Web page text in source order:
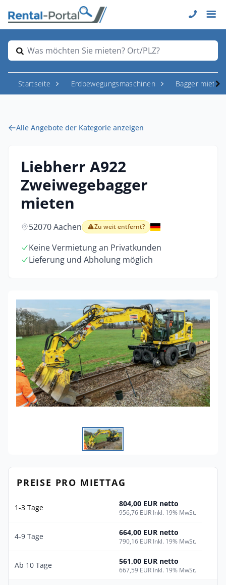
Was möchten Sie mieten? Ort/PLZ?
Startseite Erdbewegungsmaschinen Bagger mieten
Alle Angebote der Kategorie anzeigen
Liebherr A922
Zweiwegebagger
mieten
52070 Aachen Zu weit entfernt?
Keine Vermietung an Privatkunden
Lieferung und Abholung möglich
PREISE PRO MIETTAG
1-3 Tage 804,00 EUR netto
956,76 EUR Inkl. 19% MwSt.
4-9 Tage 664,00 EUR netto
790,16 EUR Inkl. 19% MwSt.
Ab 10 Tage 561,00 EUR netto
667,59 EUR Inkl. 19% MwSt.